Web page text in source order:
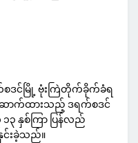
စဒင်မြို့ ဗုံးကြဲတိုက်ခိုက်ခံရ
ာက်ထားသည့် ဒရက်စဒင်
၁၃ နှစ်ကြာ ပြန်လည်
းခဲ့သည်။